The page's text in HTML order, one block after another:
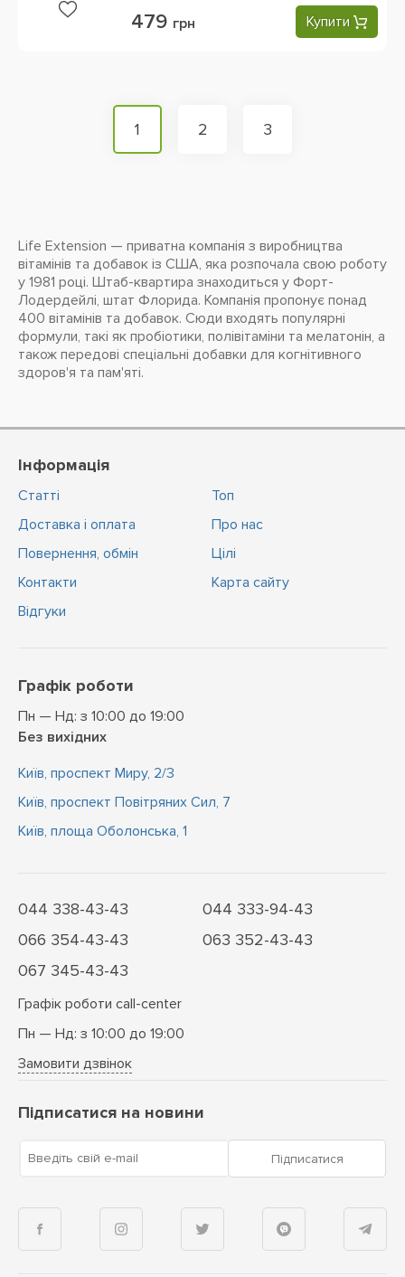
479 грн Купити
1 2 3
Life Extension — приватна компанія з виробництва
вітамінів та добавок із США, яка розпочала свою роботу
у 1981 році. Штаб-квартира знаходиться у Форт-
Лодердейлі, штат Флорида. Компанія пропонує понад
400 вітамінів та добавок. Сюди входять популярні
формули, такі як пробіотики, полівітаміни та мелатонін, а
також передові спеціальні добавки для когнітивного
здоров'я та пам'яті.
Інформація
Статті
Доставка і оплата
Повернення, обмін
Контакти
Відгуки
Топ
Про нас
Цiлi
Карта сайту
Графік роботи
Пн — Нд: з 10:00 до 19:00
Без вихідних
Київ, проспект Миру, 2/3
Київ, проспект Повітряних Сил, 7
Київ, площа Оболонська, 1
044 338-43-43
044 333-94-43
066 354-43-43
063 352-43-43
067 345-43-43
Графік роботи call-center
Пн — Нд: з 10:00 до 19:00
Замовити дзвінок
Підписатися на новини
Введіть свій e-mail Підписатися